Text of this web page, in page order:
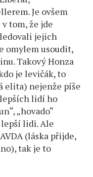
Je ovšem
tom, že jde
jejich
omylem usoudit,
Takový Honza
je levičák, to
elita) nejenže píše
lidí ho
„hovado“
lepší lidi. Ale
(láska přijde,
tak je to